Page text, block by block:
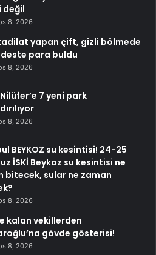
değil
8, 2026
yapan çift, gizli bölmede
para buldu
8, 2026
7 yeni park
8, 2026
BEYKOZ su kesintisi! 24-25
İSKİ Beykoz su kesintisi ne
bitecek, sular ne zaman
8, 2026
kalan vekillerden
gövde gösterisi!
8, 2026